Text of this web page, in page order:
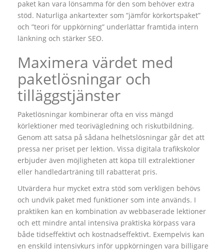
paket kan vara lönsamma för den som behöver extra
stöd. Naturliga ankartexter som ”jämför körkortspaket”
och ”teori för uppkörning” underlättar framtida intern
länkning och stärker SEO.
Maximera värdet med
paketlösningar och
tilläggstjänster
Paketlösningar kombinerar ofta en viss mängd
körlektioner med teorivägledning och riskutbildning.
Genom att satsa på sådana helhetslösningar går det att
pressa ner priset per lektion. Vissa digitala trafikskolor
erbjuder även möjligheten att köpa till extralektioner
eller handledarträning till rabatterat pris.
Utvärdera hur mycket extra stöd som verkligen behövs
och undvik paket med funktioner som inte används. I
praktiken kan en kombination av webbaserade lektioner
och ett mindre antal intensiva praktiska körpass vara
både tidseffektivt och kostnadseffektivt. Exempelvis kan
en enskild intensivkurs inför uppkörningen vara billigare